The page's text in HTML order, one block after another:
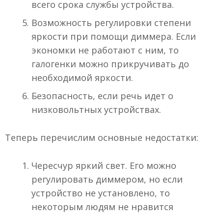
всего срока службы устройства.
Возможность регулировки степени
яркости при помощи диммера. Если
экономки не работают с ним, то
галогенки можно прикручивать до
необходимой яркости.
Безопасность, если речь идет о
низковольтных устройствах.
Теперь перечислим основные недостатки:
Чересчур яркий свет. Его можно
регулировать диммером, но если
устройство не установлено, то
некоторым людям не нравится